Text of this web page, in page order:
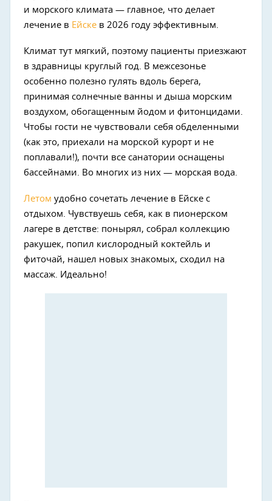
и морского климата — главное, что делает
лечение в Ейске в 2026 году эффективным.
Климат тут мягкий, поэтому пациенты приезжают
в здравницы круглый год. В межсезонье
особенно полезно гулять вдоль берега,
принимая солнечные ванны и дыша морским
воздухом, обогащенным йодом и фитонцидами.
Чтобы гости не чувствовали себя обделенными
(как это, приехали на морской курорт и не
поплавали!), почти все санатории оснащены
бассейнами. Во многих из них — морская вода.
Летом удобно сочетать лечение в Ейске с
отдыхом. Чувствуешь себя, как в пионерском
лагере в детстве: понырял, собрал коллекцию
ракушек, попил кислородный коктейль и
фиточай, нашел новых знакомых, сходил на
массаж. Идеально!